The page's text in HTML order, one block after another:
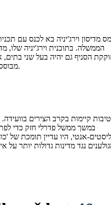
מדיסון וירג'יניה בא לכנס עם
הממשלה. בתוכנית וירג'יניה שלו,
הסניף גם יהיה בעל שני בתים,
מבוסס על הנחה של אוכלוסיית המדינה.
קיימות בקרב הצירים
במשך ממשל פדרלי חזק כדי
אנטי, היו עדיין תומכת של